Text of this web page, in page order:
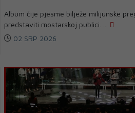
Album čije pjesme bilježe milijunske
predstaviti mostarskoj publici. ...
02 SRP 2026